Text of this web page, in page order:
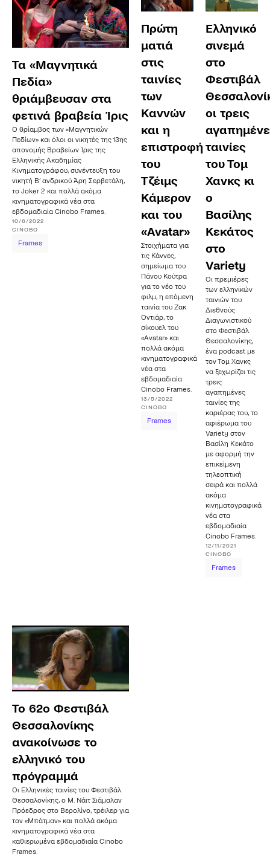
Τα «Μαγνητικά
Πεδία»
θριάμβευσαν στα
φετινά βραβεία Ίρις
Ο θρίαμβος των «Μαγνητικών
Πεδίων» και όλοι οι νικητές της 13ης
απονομής Βραβείων Ίρις της
Ελληνικής Ακαδημίας
Κινηματογράφου, συνέντευξη του
νικητή Β’ ανδρικού Άρη Σερβετάλη,
το Joker 2 και πολλά ακόμα
κινηματογραφικά νέα στα
εβδομαδιαία Cinobo Frames.
10/6/2022
CINOBO
Frames
Πρώτη
ματιά
στις
ταινίες
των
Καννών
και η
επιστροφή
του
Τζέιμς
Κάμερον
και του
«Avatar»
Στοιχήματα για
τις Κάννες,
σημείωμα του
Πάνου Κούτρα
για το νέο του
φιλμ, η επόμενη
ταινία του Ζακ
Οντιάρ, το
σίκουελ του
«Avatar» και
πολλά ακόμα
κινηματογραφικά
νέα στα
εβδομαδιαία
Cinobo Frames.
13/5/2022
CINOBO
Frames
Ελληνικό
σινεμά
στο
Φεστιβάλ
οι τρεις
ταινίες
του Τομ
Χανκς κι
ο
Βασίλης
Κεκάτος
στο
Variety
Οι πρεμιέρες
των ελληνικών
ταινιών του
Διεθνούς
Διαγωνιστικού
στο Φεστιβάλ
Θεσσαλονίκης,
ένα podcast με
τον Τομ Χανκς
να ξεχωρίζει τις
τρεις
αγαπημένες
ταινίες της
καριέρας του, το
αφιέρωμα του
Variety στον
Βασίλη Κεκάτο
με αφορμή την
επικείμενη
τηλεοπτική
σειρά και πολλά
ακόμα
κινηματογραφικά
νέα στα
εβδομαδιαία
Cinobo Frames.
12/11/2021
CINOBO
Frames
Το 62ο Φεστιβάλ
Θεσσαλονίκης
ανακοίνωσε το
ελληνικό του
πρόγραμμά
Οι Ελληνικές ταινίες του Φεστιβάλ
Θεσσαλονίκης, ο Μ. Νάιτ Σιάμαλαν
Πρόεδρος στο Βερολίνο, τρέιλερ για
τον «Μπάτμαν» και πολλά ακόμα
κινηματογραφικά νέα στα
καθιερωμένα εβδομαδιαία Cinobo
Frames.